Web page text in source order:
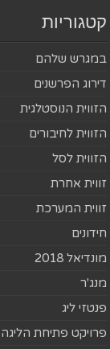
קטגוריות
במגרש שלהם
דירוג הפרשנים
הזווית הנוסטלגית
הזווית לחיבורים
הזווית לסל
זווית אחרת
זווית המערכת
חידונים
מונדיאל 2018
מנג'ר
פנטזי ליג
פרויקט פתיחת